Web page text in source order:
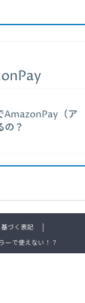
AmazonPay（ア
の？
づく表記
で使えない！？